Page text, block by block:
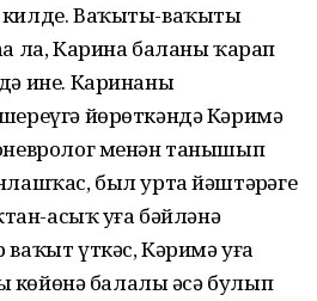
Ваҡыты-ваҡыты
ла, Карина баланы ҡарап
ине. Каринаны
йөрөткәндә Кәримә
менән танышып
был урта йәштәрҙәге
асыҡ уға бәйләнә
үткәс, Кәримә уға
көйөнә балалы әсә булып